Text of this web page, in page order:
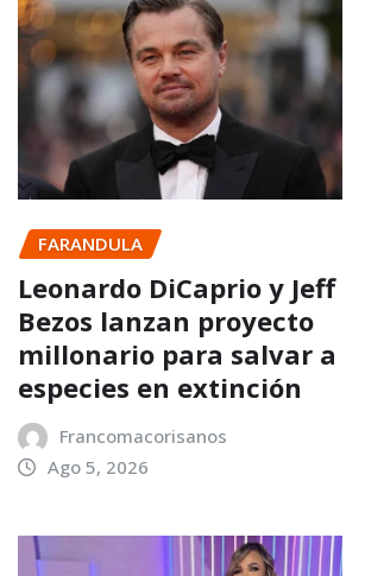
FARANDULA
Leonardo DiCaprio y Jeff
Bezos lanzan proyecto
millonario para salvar a
especies en extinción
Francomacorisanos
Ago 5, 2026